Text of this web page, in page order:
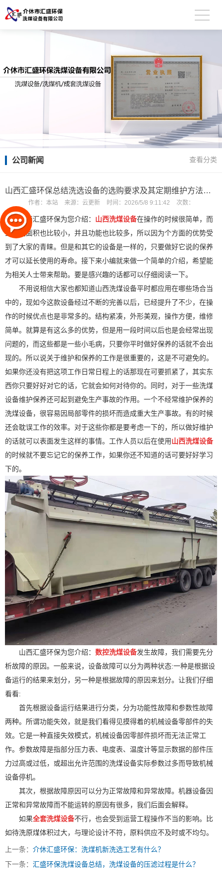
公司新闻 查看分类
山西汇盛环保总结洗选设备的选购要求及其定期维护方法是什么？
作者： 本站 来源： 云更新 时间： 2026/5/8 9:11:42 次数：
山西汇盛环保为您介绍： 山西洗煤设备在操作的时候很简单，而
且占地面积也比较小，并且功能也比较多，所以因为个方面的优势受
到了大家的青睐。但是和其它的设备是一样的，只要做好它说的保养
才可以延长使用的寿命。接下来小编就来做一个简单的介绍，希望能
为相关人士带来帮助。要是感兴趣的话都可以仔细阅读一下。
不用说相信大家也都知道山西洗煤设备平时都应用在哪些场合当
中的，现如今这款设备经过不断的完善以后，已经提升了不少，在操
作的时候优点也是非常多的。结构紧凑，外形美观，操作方便，维修
简单。就算是有这么多的优势，但是用一段时间以后也是会经常出现
问题的，而这些都是一些小毛病，只要你平时做好保养的话就不会出
现的。所以说关于维护和保养的工作是很重要的，这是不可避免的。
如果你还没有把这项工作日常日程上的话那现在可要抓紧了，其实东
西你只要好好对它的话，它就会如何对待你的。同时，对于一些洗煤
设备维护保养还可起到避免生产事故的作用。一个不经常维护保养的
洗煤设备，很容易因局部零件的损坏而造成重大生产事故。有的时候
还会耽误工作的效率。对于这些你都是要考虑一下的，所以做好维护
的话就可以表面发生这样的事情。工作人员以后在使用山西洗煤设备
的时候就不要忘记它的保养工作，如果你还不知道的话可要好好学习
下的。
山西汇盛环保为您介绍： 数控洗煤设备发生故障，我们需要先分
析故障的原因。一般来说，设备故障可以分为两种状态:一种是根据设
备运行的结果来划分，另一种是根据故障的原因来划分。让我们仔细
看看:
首先根据设备运行结果进行分类，分为功能性故障和参数性故障
两种。所谓功能失效，就是我们看得见摸得着的机械设备零部件的失
效。它是一种直接失效模式，机械设备因零部件损坏而无法正常工
作。参数故障是指部分压力表、电度表、温度计等显示数据的部件压
力过高或过低，或超出允许范围的洗煤设备实际参数过多而导致机械
设备停机。
其次，根据故障原因可以分为正常故障和异常故障。机器设备因
正常和异常故障而不能运转的原因有很多，我们后面会解释。
如果全套洗煤设备不行，也会受到运营工程操作不当的影响。比
如待洗原煤体积过大，与理论设计不符，原料供应不及时或不均匀。
上一条： 介休汇盛环保：洗煤机新洗选工艺有什么？
下一条： 汇盛环保洗煤设备总结，洗煤设备的压滤过程是什么？